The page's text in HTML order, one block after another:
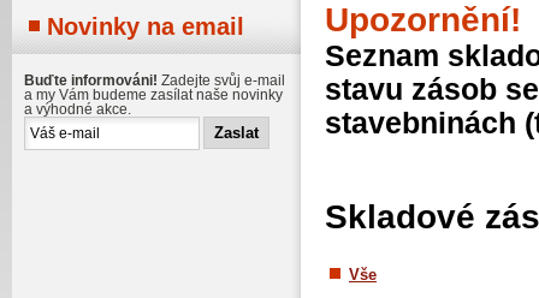
Upozornění!
Seznam
stavu zásob
stavebninách
Skladové
Vše
Novinky na email
Buďte informováni! Zadejte svůj e-mail
a my Vám budeme zasílat naše novinky
a výhodné akce.